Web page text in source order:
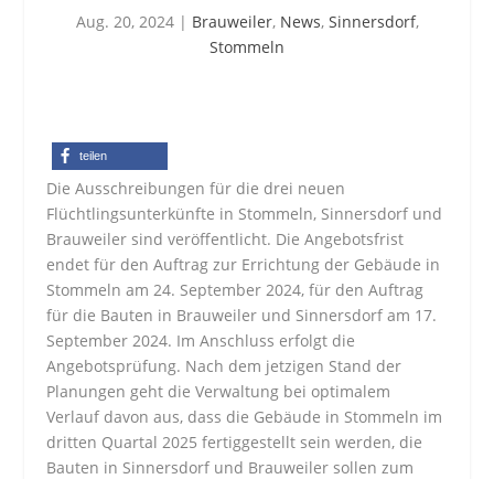
Aug. 20, 2024| Brauweiler, News, Sinnersdorf,
Stommeln
teilen
Die Ausschreibungen für die drei neuen
Flüchtlingsunterkünfte in Stommeln, Sinnersdorf und
Brauweiler sind veröffentlicht. Die Angebotsfrist
endet für den Auftrag zur Errichtung der Gebäude in
Stommeln am 24. September 2024, für den Auftrag
für die Bauten in Brauweiler und Sinnersdorf am 17.
September 2024. Im Anschluss erfolgt die
Angebotsprüfung. Nach dem jetzigen Stand der
Planungen geht die Verwaltung bei optimalem
Verlauf davon aus, dass die Gebäude in Stommeln im
dritten Quartal 2025 fertiggestellt sein werden, die
Bauten in Sinnersdorf und Brauweiler sollen zum